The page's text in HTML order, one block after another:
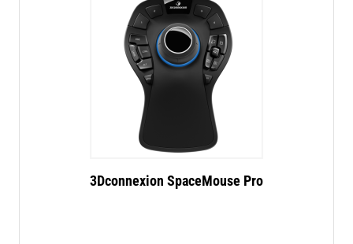
3Dconnexion SpaceMouse Pro